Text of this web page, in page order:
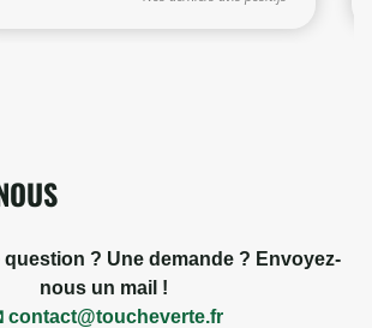
question ? Une demande ? Envoyez-
nous un mail !
contact@toucheverte.fr